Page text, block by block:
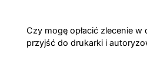
Czy mogę opłacić zlecenie w
przyjść do drukarki i